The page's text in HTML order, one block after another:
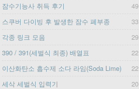
잠수기능사 취득 후기
49
스쿠버 다이빙 후 발생한 잠수 폐부종
33
각종 링크 모음
29
390 / 391(세벌식 최종) 배열표
22
이산화탄소 흡수제 소다 라임(Soda Lime)
22
세삭 세벌식 입력기
20